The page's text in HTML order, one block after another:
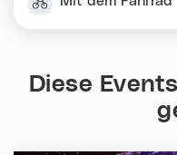
Diese